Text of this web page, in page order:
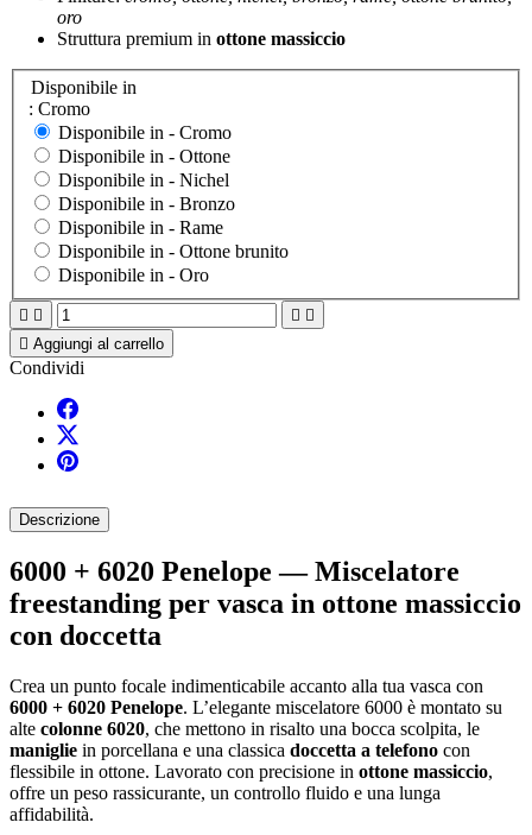
oro
Struttura premium in ottone massiccio
Disponibile in
: Cromo
Disponibile in - Cromo
Disponibile in - Ottone
Disponibile in - Nichel
Disponibile in - Bronzo
Disponibile in - Rame
Disponibile in - Ottone brunito
Disponibile in - Oro
   
 Aggiungi al carrello
Condividi
Descrizione
6000 + 6020 Penelope — Miscelatore
freestanding per vasca in ottone massiccio
con doccetta
Crea un punto focale indimenticabile accanto alla tua vasca con
6000 + 6020 Penelope. L’elegante miscelatore 6000 è montato su
alte colonne 6020, che mettono in risalto una bocca scolpita, le
maniglie in porcellana e una classica doccetta a telefono con
flessibile in ottone. Lavorato con precisione in ottone massiccio,
offre un peso rassicurante, un controllo fluido e una lunga
affidabilità.